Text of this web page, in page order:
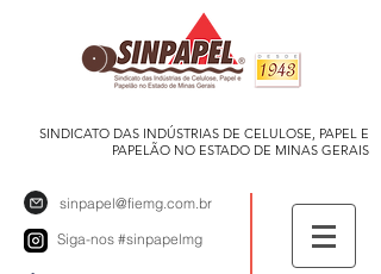
SINDICATO DAS INDÚSTRIAS DE CELULOSE, PAPEL E
PAPELÃO NO ESTADO DE MINAS GERAIS
sinpapel@fiemg.com.br
Siga-nos #sinpapelmg